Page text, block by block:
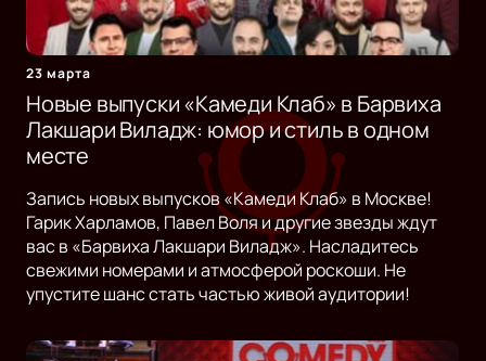
23 марта
Новые выпуски «Камеди Клаб» в Барвиха
Лакшари Виладж: юмор и стиль в одном
месте
Запись новых выпусков «Камеди Клаб» в Москве!
Гарик Харламов, Павел Воля и другие звезды ждут
вас в «Барвиха Лакшари Виладж». Насладитесь
свежими номерами и атмосферой роскоши. Не
упустите шанс стать частью живой аудитории!